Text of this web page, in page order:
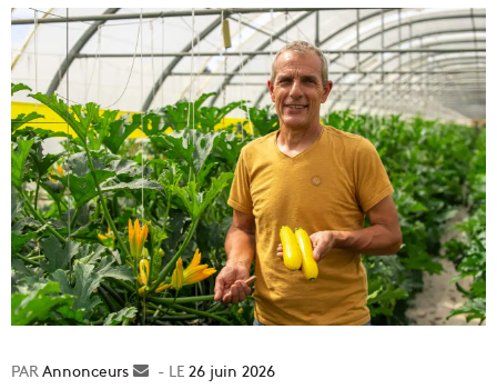
Annonceurs
Envoyer26 juin 2026